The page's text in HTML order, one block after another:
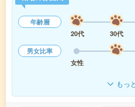
年齢層
20代
30代
男女比率
女性
もっ